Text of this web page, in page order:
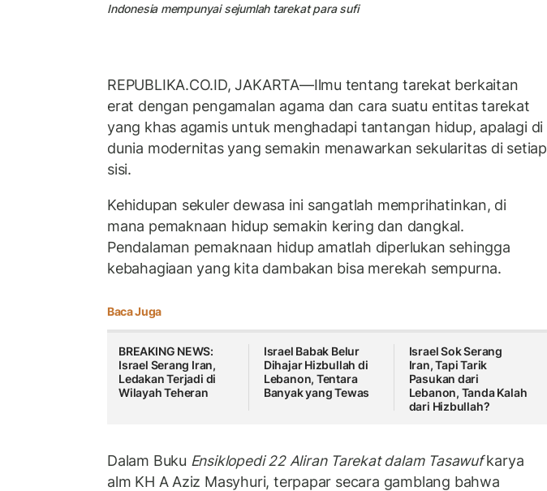
Indonesia mempunyai sejumlah tarekat para sufi
REPUBLIKA.CO.ID, JAKARTA—Ilmu tentang tarekat berkaitan
erat dengan pengamalan agama dan cara suatu entitas tarekat
yang khas agamis untuk menghadapi tantangan hidup, apalagi di
dunia modernitas yang semakin menawarkan sekularitas di setiap
sisi.
Kehidupan sekuler dewasa ini sangatlah memprihatinkan, di
mana pemaknaan hidup semakin kering dan dangkal.
Pendalaman pemaknaan hidup amatlah diperlukan sehingga
kebahagiaan yang kita dambakan bisa merekah sempurna.
Baca Juga
BREAKING NEWS:
Israel Serang Iran,
Ledakan Terjadi di
Wilayah Teheran
Israel Babak Belur
Dihajar Hizbullah di
Lebanon, Tentara
Banyak yang Tewas
Israel Sok Serang
Iran, Tapi Tarik
Pasukan dari
Lebanon, Tanda Kalah
dari Hizbullah?
Dalam Buku Ensiklopedi 22 Aliran Tarekat dalam Tasawufkarya
alm KH A Aziz Masyhuri, terpapar secara gamblang bahwa